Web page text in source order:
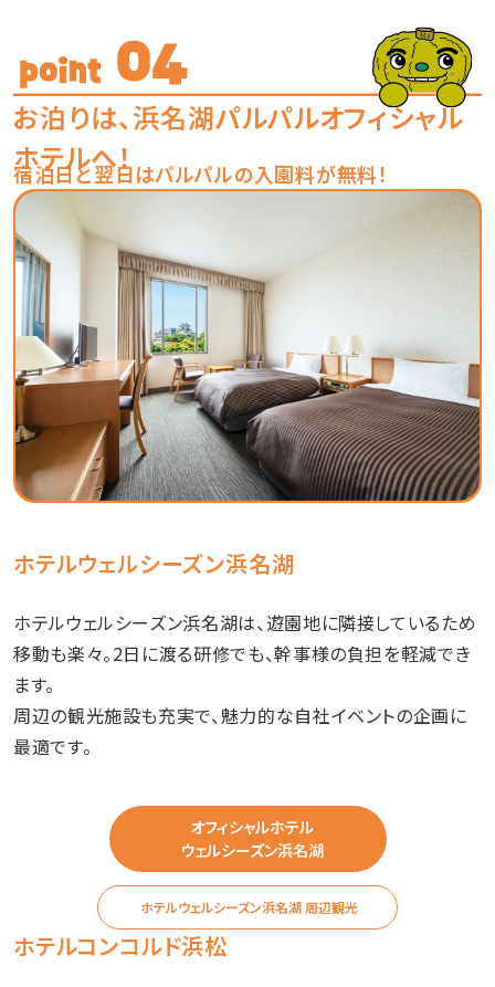
お泊りは、浜名湖パルパルオフィシャル
ホテルへ！
宿泊日と翌日はパルパルの入園料が無料！
ホテルウェルシーズン浜名湖
ホテルウェルシーズン浜名湖は、遊園地に隣接しているため
移動も楽々。2日に渡る研修でも、幹事様の負担を軽減でき
ます。
周辺の観光施設も充実で、魅力的な自社イベントの企画に
最適です。
オフィシャルホテル
ウェルシーズン浜名湖
ホテルウェルシーズン浜名湖 周辺観光
ホテルコンコルド浜松